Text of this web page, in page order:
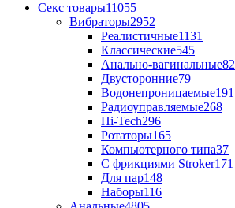
Секс товары11055
Вибраторы2952
Реалистичные1131
Классические545
Анально-вагинальные82
Двусторонние79
Водонепроницаемые191
Радиоуправляемые268
Hi-Tech296
Ротаторы165
Компьютерного типа37
С фрикциями Stroker171
Для пар148
Наборы116